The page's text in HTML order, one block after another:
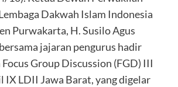
Dakwah Islam Indonesia
Purwakarta, H. Susilo Agus
jajaran pengurus hadir
Group Discussion (FGD) III
IX LDII Jawa Barat, yang digelar